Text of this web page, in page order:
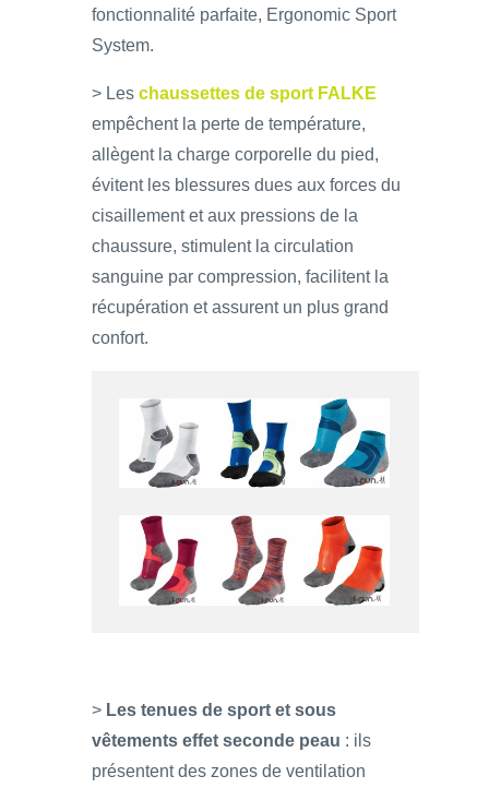
fonctionnalité parfaite, Ergonomic Sport
System.
> Les chaussettes de sport FALKE
empêchent la perte de température,
allègent la charge corporelle du pied,
évitent les blessures dues aux forces du
cisaillement et aux pressions de la
chaussure, stimulent la circulation
sanguine par compression, facilitent la
récupération et assurent un plus grand
confort.
> Les tenues de sport et sous
vêtements effet seconde peau : ils
présentent des zones de ventilation